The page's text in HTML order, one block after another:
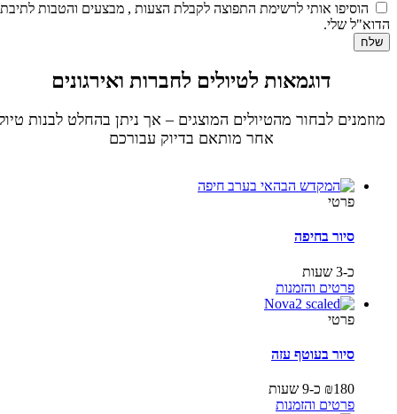
הוסיפו אותי לרשימת התפוצה לקבלת הצעות , מבצעים והטבות לתיבת
הדוא"ל שלי.
שלח
דוגמאות לטיולים לחברות ואירגונים
מוזמנים לבחור מהטיולים המוצגים – אך ניתן בהחלט לבנות טיול
אחר מותאם בדיוק עבורכם
פרטי
סיור בחיפה
כ-3 שעות
פרטים והזמנות
פרטי
סיור בעוטף עזה
₪180 כ-9 שעות
פרטים והזמנות